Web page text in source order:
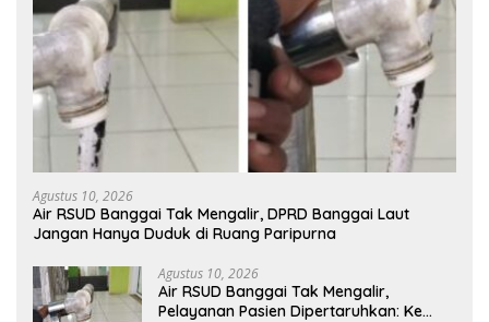
Agustus 10, 2026
Air RSUD Banggai Tak Mengalir, DPRD Banggai Laut
Jangan Hanya Duduk di Ruang Paripurna
Agustus 10, 2026
Air RSUD Banggai Tak Mengalir,
Pelayanan Pasien Dipertaruhkan: Ke